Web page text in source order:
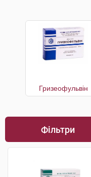
Гризеофульвін
Фільтри